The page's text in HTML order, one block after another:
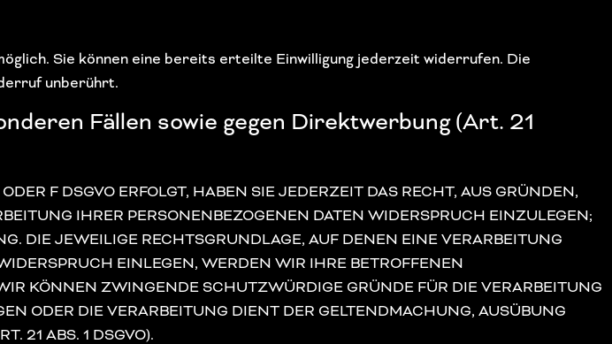
Sie können eine bereits erteilte Einwilligung jederzeit widerrufen. Die
unberührt.
Fällen sowie gegen Direktwerbung (Art. 21
F DSGVO ERFOLGT, HABEN SIE JEDERZEIT DAS RECHT, AUS GRÜNDEN,
IHRER PERSONENBEZOGENEN DATEN WIDERSPRUCH EINZULEGEN;
DIE JEWEILIGE RECHTSGRUNDLAGE, AUF DENEN EINE VERARBEITUNG
EINLEGEN, WERDEN WIR IHRE BETROFFENEN
KÖNNEN ZWINGENDE SCHUTZWÜRDIGE GRÜNDE FÜR DIE VERARBEITUNG
ODER DIE VERARBEITUNG DIENT DER GELTENDMACHUNG, AUSÜBUNG
21 ABS. 1 DSGVO).